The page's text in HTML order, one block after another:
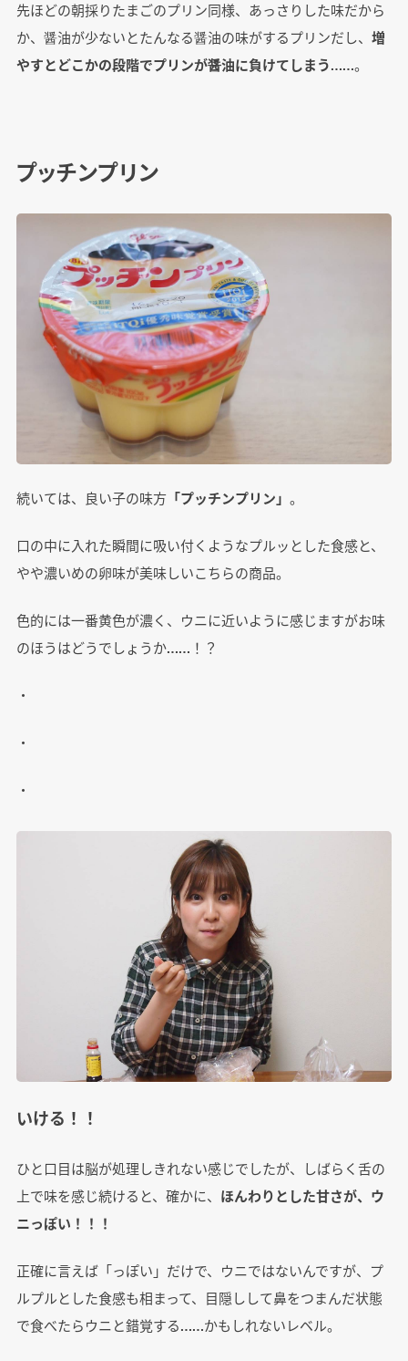
先ほどの朝採りたまごのプリン同様、あっさりした味だから
か、醤油が少ないとたんなる醤油の味がするプリンだし、 増
やすとどこかの段階でプリンが醤油に負けてしまう……。
プッチンプリン
続いては、良い子の味方「プッチンプリン」 。
口の中に入れた瞬間に吸い付くようなプルッとした食感と、
やや濃いめの卵味が美味しいこちらの商品。
色的には一番黄色が濃く、ウニに近いように感じますがお味
のほうはどうでしょうか……！？
・
・
・
いける！！
ひと口目は脳が処理しきれない感じでしたが、しばらく舌の
上で味を感じ続けると、確かに、 ほんわりとした甘さが、ウ
ニっぽい！！！
正確に言えば「っぽい」だけで、ウニではないんですが、プ
ルプルとした食感も相まって、目隠しして鼻をつまんだ状態
で食べたらウニと錯覚する……かもしれないレベル。